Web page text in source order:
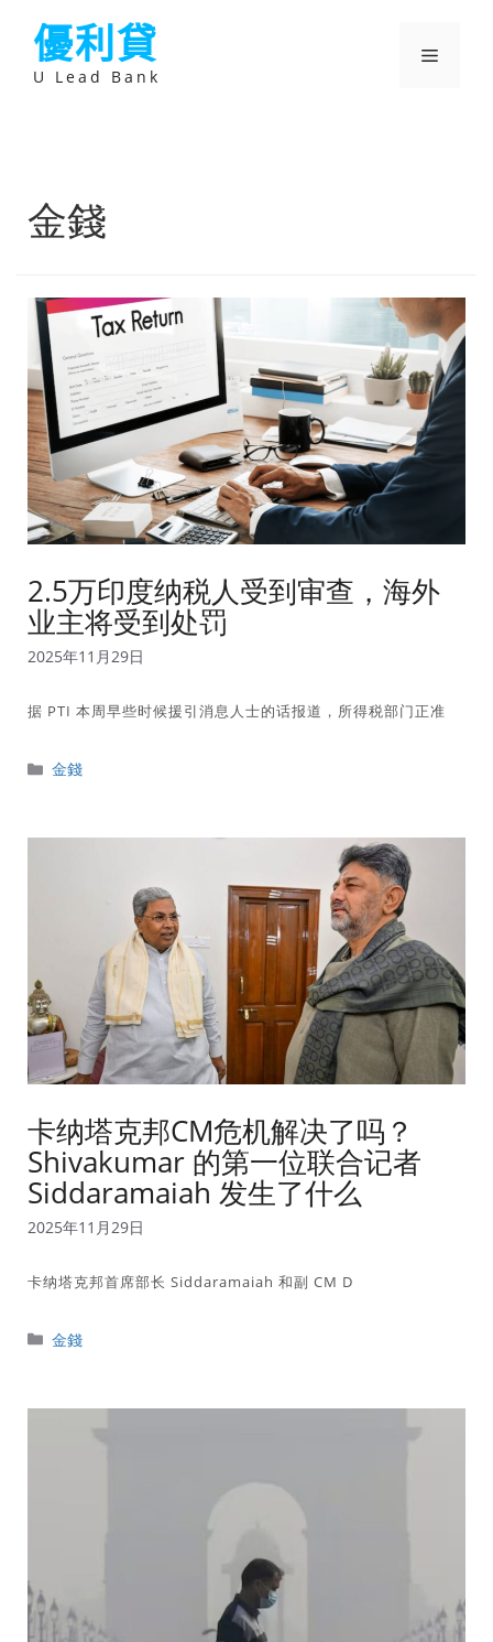
優利貸
U Lead Bank
選
金錢
2.5万印度纳税人受到审查，海外
业主将受到处罚
2025年11月29日
据 PTI 本周早些时候援引消息人士的话报道，所得税部门正准
分
金錢
卡纳塔克邦CM危机解决了吗？
Shivakumar 的第一位联合记者
Siddaramaiah 发生了什么
2025年11月29日
卡纳塔克邦首席部长 Siddaramaiah 和副 CM D
分
金錢